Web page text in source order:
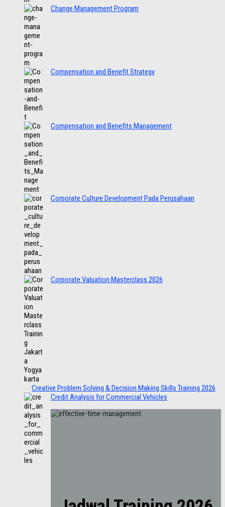
Change Management Program
Compensation and Benefit Strategy
Compensation and Benefits Management
Corporate Culture Development Pada Perusahaan
Corporate Valuation Masterclass 2026
Creative Problem Solving & Decision Making Skills Training 2026
Credit Analysis for Commercial Vehicles